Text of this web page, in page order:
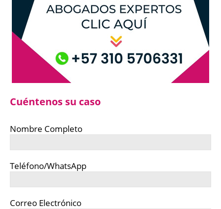
Cuéntenos su caso
Nombre Completo
Teléfono/WhatsApp
Correo Electrónico